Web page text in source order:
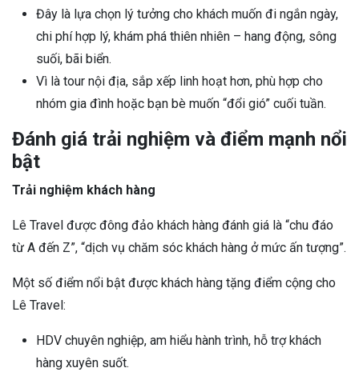
Đây là lựa chọn lý tưởng cho khách muốn đi ngắn ngày,
chi phí hợp lý, khám phá thiên nhiên – hang động, sông
suối, bãi biển.
Vì là tour nội địa, sắp xếp linh hoạt hơn, phù hợp cho
nhóm gia đình hoặc bạn bè muốn “đổi gió” cuối tuần.
Đánh giá trải nghiệm và điểm mạnh nổi
bật
Trải nghiệm khách hàng
Lê Travel được đông đảo khách hàng đánh giá là “chu đáo
từ A đến Z”, “dịch vụ chăm sóc khách hàng ở mức ấn tượng”.
Một số điểm nổi bật được khách hàng tặng điểm cộng cho
Lê Travel:
HDV chuyên nghiệp, am hiểu hành trình, hỗ trợ khách
hàng xuyên suốt.